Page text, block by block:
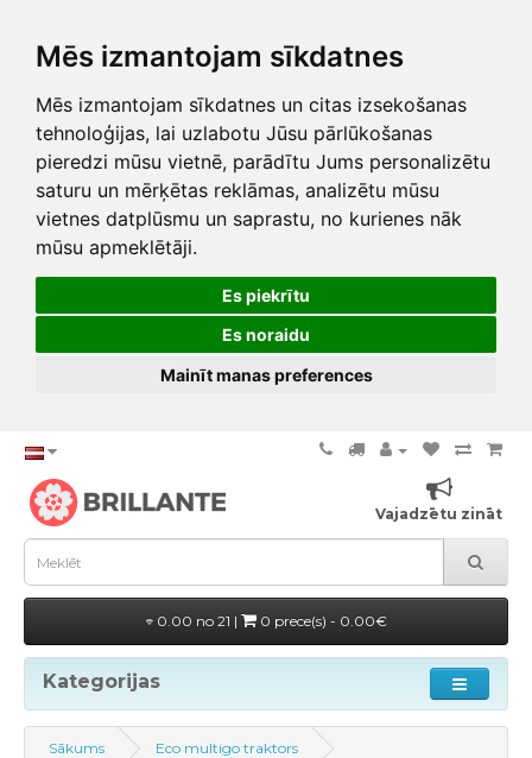
Mēs izmantojam sīkdatnes
Mēs izmantojam sīkdatnes un citas izsekošanas
tehnoloģijas, lai uzlabotu Jūsu pārlūkošanas
pieredzi mūsu vietnē, parādītu Jums personalizētu
saturu un mērķētas reklāmas, analizētu mūsu
vietnes datplūsmu un saprastu, no kurienes nāk
mūsu apmeklētāji.
Es piekrītu
Es noraidu
Mainīt manas preferences
Vajadzētu zināt
0.00 no 21 | 0 prece(s) - 0.00€
Kategorijas
Sākums Eco multigo traktors